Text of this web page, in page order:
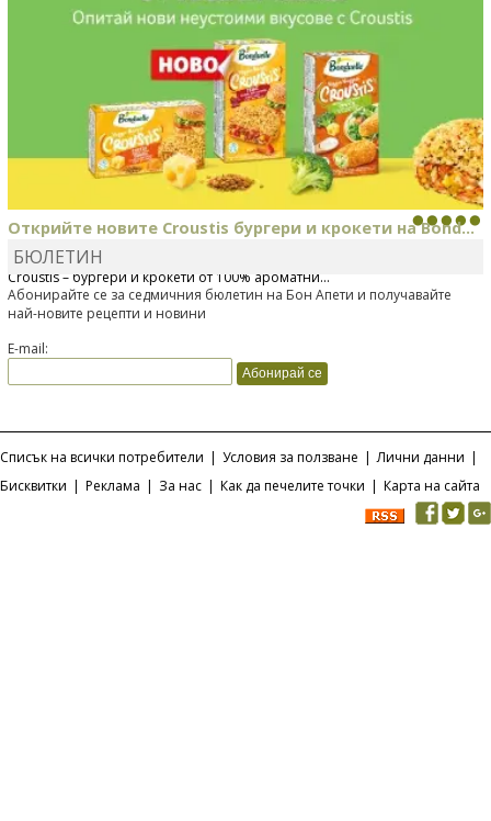
Открийте новите Croustis бургери и крокети на Bond...
Bonduelle току-що представи нова вълнуваща продуктова линия
Croustis – бургери и крокети от 100% ароматни...
БЮЛЕТИН
Абонирайте се за седмичния бюлетин на Бон Апети и получавайте
най-новите рецепти и новини
E-mail:
Списък на всички потребители | Условия за ползване | Лични данни |
Бисквитки | Реклама | За нас | Как да печелите точки | Карта на сайта